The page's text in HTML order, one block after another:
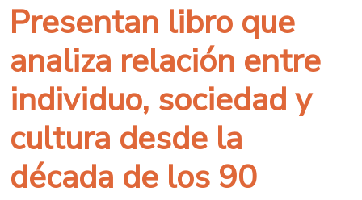
Presentan libro que
analiza relación entre
individuo, sociedad y
cultura desde la
década de los 90